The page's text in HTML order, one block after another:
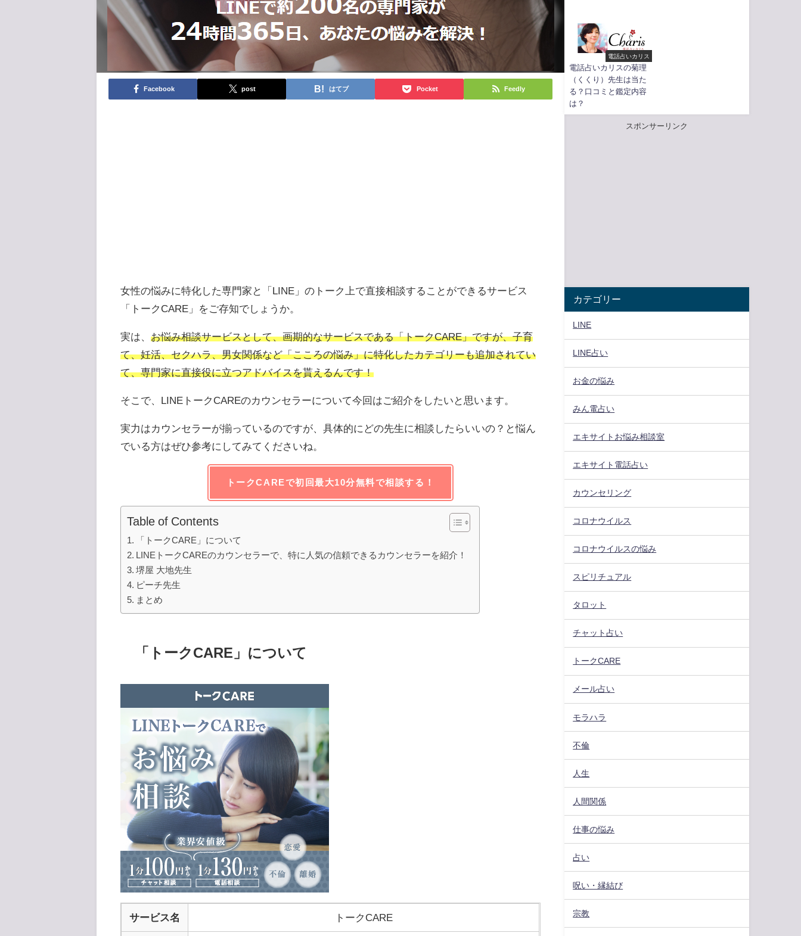
Facebook post はてブ Pocket Feedly
女性の悩みに特化した専門家と「LINE」のトーク上で直接相談することができるサービス
「トークCARE」をご存知でしょうか。
実は、お悩み相談サービスとして、画期的なサービスである「トークCARE」ですが、子育
て、妊活、セクハラ、男女関係など「こころの悩み」に特化したカテゴリーも追加されてい
て、専門家に直接役に立つアドバイスを貰えるんです！
そこで、LINEトークCAREのカウンセラーについて今回はご紹介をしたいと思います。
実力はカウンセラーが揃っているのですが、具体的にどの先生に相談したらいいの？と悩ん
でいる方はぜひ参考にしてみてくださいね。
トークCAREで初回最大10分無料で相談する！
Table of Contents
「トークCARE」について
LINEトークCAREのカウンセラーで、特に人気の信頼できるカウンセラーを紹介！
堺屋 大地先生
ピーチ先生
まとめ
「トークCARE」について
サービス名 トークCARE
電話占いカリス
電話占いカリスの菊理
（くくり）先生は当た
る？口コミと鑑定内容
は？
スポンサーリンク
カテゴリー
LINE
LINE占い
お金の悩み
みん電占い
エキサイトお悩み相談室
エキサイト電話占い
カウンセリング
コロナウイルス
コロナウイルスの悩み
スピリチュアル
タロット
チャット占い
トークCARE
メール占い
モラハラ
不倫
人生
人間関係
仕事の悩み
占い
呪い・縁結び
宗教